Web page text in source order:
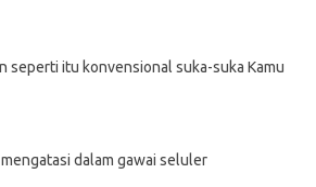
seperti itu konvensional suka-suka Kamu
dalam gawai seluler